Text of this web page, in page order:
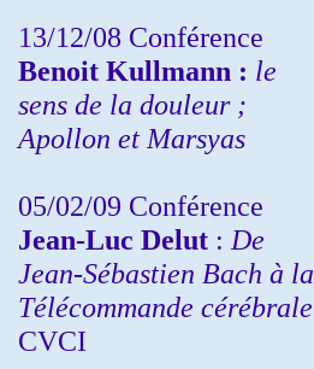
13/12/08 Conférence
Benoit Kullmann : le
sens de la douleur ;
Apollon et Marsyas
05/02/09 Conférence
Jean-Luc Delut : De
Jean-Sébastien Bach à la
Télécommande cérébrale
CVCI